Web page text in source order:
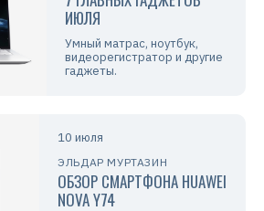
ИЮЛЯ
Умный матрас, ноутбук,
видеорегистратор и другие
гаджеты.
10 июля
ЭЛЬДАР МУРТАЗИН
ОБЗОР СМАРТФОНА HUAWEI
NOVA Y74